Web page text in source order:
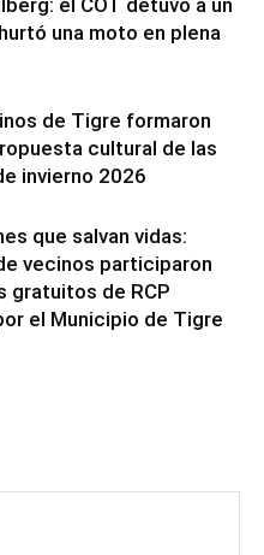
el COT detuvo a un
una moto en plena
de Tigre formaron
cultural de las
invierno 2026
que salvan vidas:
vecinos participaron
gratuitos de RCP
el Municipio de Tigre